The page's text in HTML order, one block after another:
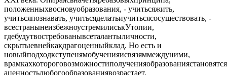
положенныхвосновуобразования, - учитьсяжить,
учитьсяпознавать, учитьсяделатьиучитьсясосуществовать, -
всестранынеизбежноустремилиськУтопии,
гдебудутвостребованывсеталантыличности,
скрытыевнейкакдрагоценныйклад. Но есть и
новыйподходкступенямобученияисвязяммеждуними,
аценностьлюбогообразованиявозрастает.